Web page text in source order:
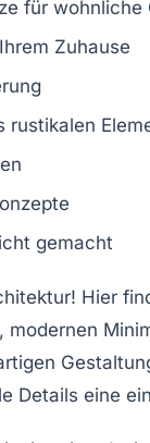
für wohnliche
Zuhause
rustikalen
gemacht
! Hier
modernen
Details eine